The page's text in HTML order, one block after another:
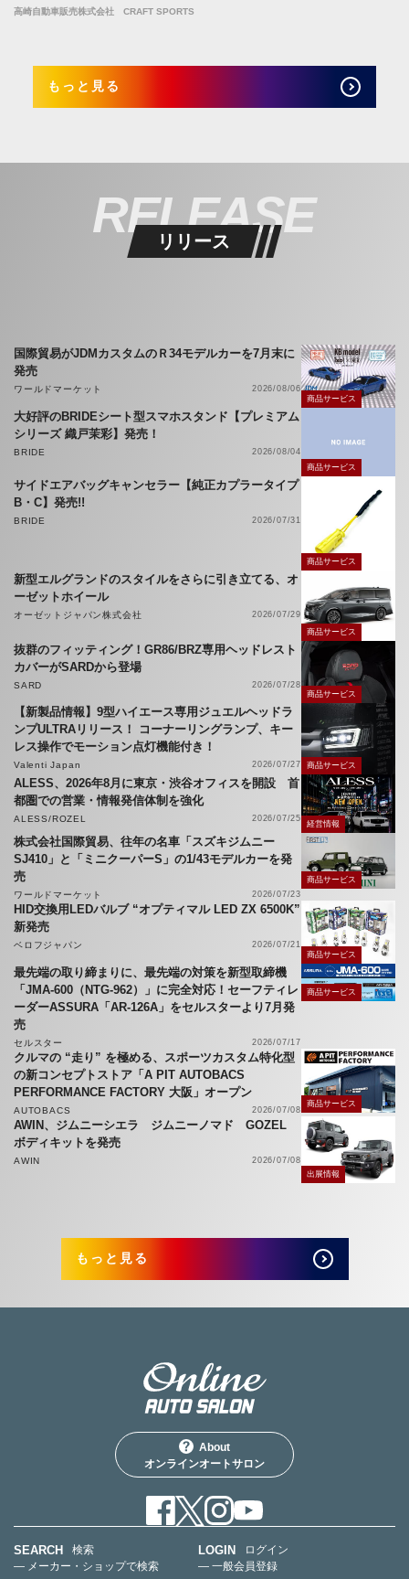
高崎自動車販売株式会社 CRAFT SPORTS
もっと見る
RELEASE
リリース
国際貿易がJDMカスタムのＲ34モデルカーを7月末に
発売
ワールドマーケット
2026/08/06
商品サービス
大好評のBRIDEシート型スマホスタンド【プレミアム
シリーズ 織戸茉彩】発売！
BRIDE
2026/08/04
商品サービス
サイドエアバッグキャンセラー【純正カプラータイプ
B・C】発売!!
BRIDE 2026/07/31
商品サービス
新型エルグランドのスタイルをさらに引き立てる、オ
ーゼットホイール
オーゼットジャパン株式会社
2026/07/29
商品サービス
抜群のフィッティング！GR86/BRZ専用ヘッドレスト
カバーがSARDから登場
SARD
2026/07/28
商品サービス
【新製品情報】9型ハイエース専用ジュエルヘッドラ
ンプULTRAリリース！ コーナーリングランプ、キー
レス操作でモーション点灯機能付き！
Valenti Japan 2026/07/27 商品サービス
ALESS、2026年8月に東京・渋谷オフィスを開設 首
都圏での営業・情報発信体制を強化
ALESS/ROZEL 2026/07/25
経営情報
株式会社国際貿易、往年の名車「スズキジムニー
SJ410」と「ミニクーパーS」の1/43モデルカーを発
売
ワールドマーケット 2026/07/23
商品サービス
HID交換用LEDバルブ “オプティマル LED ZX 6500K”
新発売
ベロフジャパン
2026/07/21
商品サービス
最先端の取り締まりに、最先端の対策を新型取締機
「JMA-600（NTG-962）」に完全対応！セーフティレ
ーダーASSURA「AR-126A」をセルスターより7月発
売
セルスター 2026/07/17
商品サービス
クルマの “走り” を極める、スポーツカスタム特化型
の新コンセプトストア「A PIT AUTOBACS
PERFORMANCE FACTORY 大阪」オープン
AUTOBACS 2026/07/08
商品サービス
AWIN、ジムニーシエラ ジムニーノマド GOZEL
ボディキットを発売
AWIN
2026/07/08
出展情報
もっと見る
About
オンラインオートサロン
SEARCH
検索
— メーカー・ショップで検索
LOGIN
ログイン
— 一般会員登録